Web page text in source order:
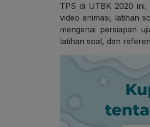
TPS di UTBK 2020
video animasi, latihan
mengenai persiapan
latihan soal, dan